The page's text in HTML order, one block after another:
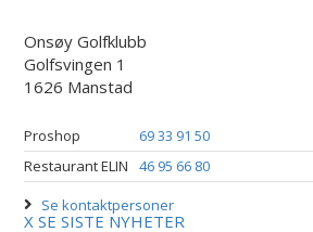
Onsøy Golfklubb
Golfsvingen 1
1626 Manstad
Proshop
69 33 91 50
Restaurant ELIN
46 95 66 80
Se kontaktpersoner
X SE SISTE NYHETER